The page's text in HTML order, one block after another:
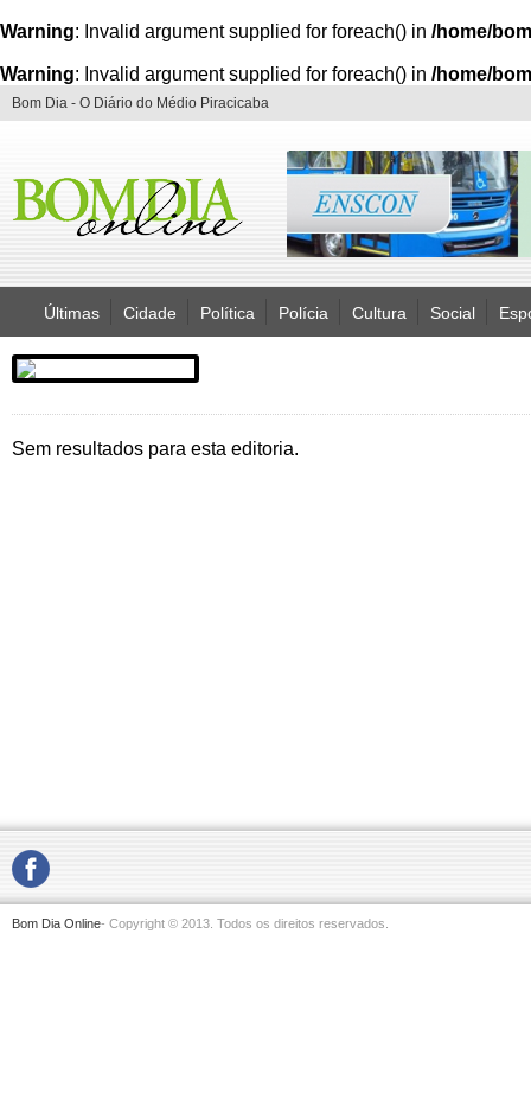
Warning: Invalid argument supplied for foreach() in /home/
Warning: Invalid argument supplied for foreach() in /home/
Bom Dia - O Diário do Médio Piracicaba
Últimas Cidade Política Polícia Cultura Social
Sem resultados para esta editoria.
Bom Dia Online- Copyright © 2013. Todos os direitos reservados.